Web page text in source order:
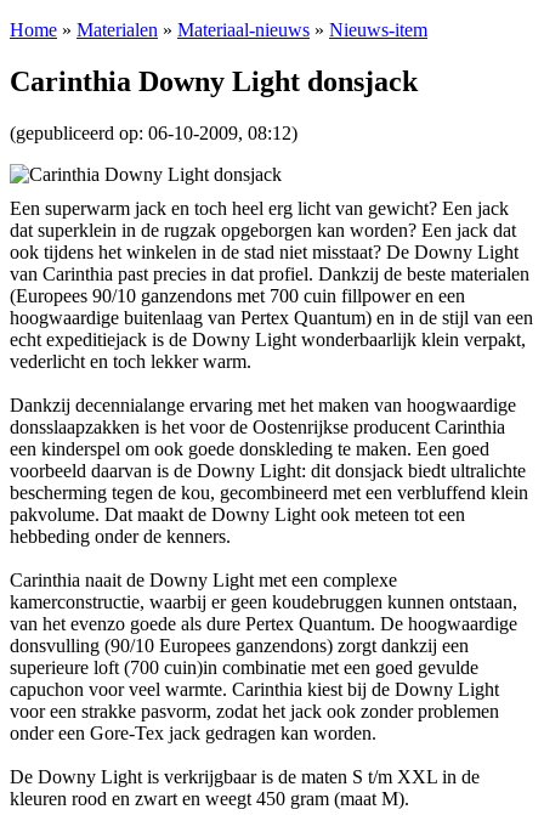
Home » Materialen » Materiaal-nieuws » Nieuws-item
Carinthia Downy Light donsjack
(gepubliceerd op: 06-10-2009, 08:12)
Een superwarm jack en toch heel erg licht van gewicht? Een jack
dat superklein in de rugzak opgeborgen kan worden? Een jack dat
ook tijdens het winkelen in de stad niet misstaat? De Downy Light
van Carinthia past precies in dat profiel. Dankzij de beste materialen
(Europees 90/10 ganzendons met 700 cuin fillpower en een
hoogwaardige buitenlaag van Pertex Quantum) en in de stijl van een
echt expeditiejack is de Downy Light wonderbaarlijk klein verpakt,
vederlicht en toch lekker warm.
Dankzij decennialange ervaring met het maken van hoogwaardige
donsslaapzakken is het voor de Oostenrijkse producent Carinthia
een kinderspel om ook goede donskleding te maken. Een goed
voorbeeld daarvan is de Downy Light: dit donsjack biedt ultralichte
bescherming tegen de kou, gecombineerd met een verbluffend klein
pakvolume. Dat maakt de Downy Light ook meteen tot een
hebbeding onder de kenners.
Carinthia naait de Downy Light met een complexe
kamerconstructie, waarbij er geen koudebruggen kunnen ontstaan,
van het evenzo goede als dure Pertex Quantum. De hoogwaardige
donsvulling (90/10 Europees ganzendons) zorgt dankzij een
superieure loft (700 cuin)in combinatie met een goed gevulde
capuchon voor veel warmte. Carinthia kiest bij de Downy Light
voor een strakke pasvorm, zodat het jack ook zonder problemen
onder een Gore-Tex jack gedragen kan worden.
De Downy Light is verkrijgbaar is de maten S t/m XXL in de
kleuren rood en zwart en weegt 450 gram (maat M).